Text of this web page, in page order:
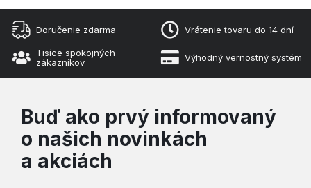
Doručenie zdarma Vrátenie tovaru do 14 dní
Tisíce spokojných
zákazníkov
Výhodný vernostný systém
Buď ako prvý informovaný
o našich novinkách
a akciách